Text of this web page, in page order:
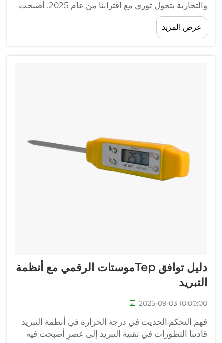
والتجارية بتحول ثوري مع اقترابنا من عام 2025. أصبحت
أنظمة التحكم الحديثة في درجة الحرارة أكثر تعقيدًا،
وتقدم ميزات...
عرض المزيد
دليل توافق Терموستات الرقمي مع أنظمة
التبريد
2025-09-03 10:00:00
فهم التحكم الحديث في درجة الحرارة في أنظمة التبريد
قادتنا التطورات في تقنية التبريد إلى عصرٍ أصبحت فيه